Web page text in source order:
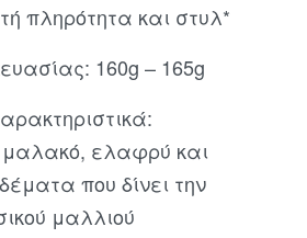
πληρότητα και στυλ*
160g – 165g
μαλακό, ελαφρύ και
που δίνει την
μαλλιού